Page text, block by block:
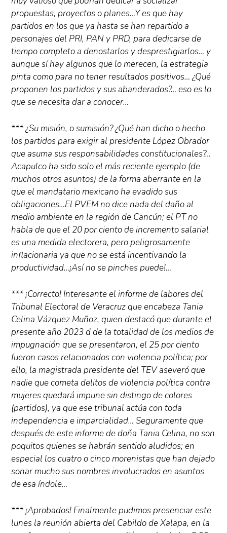
propuestas, proyectos o planes…Y es que hay
partidos en los que ya hasta se han repartido a
personajes del PRI, PAN y PRD, para dedicarse de
tiempo completo a denostarlos y desprestigiarlos… y
aunque sí hay algunos que lo merecen, la estrategia
pinta como para no tener resultados positivos… ¿Qué
proponen los partidos y sus abanderados?… eso es lo
que se necesita dar a conocer…
*** ¿Su misión, o sumisión? ¿Qué han dicho o hecho
los partidos para exigir al presidente López Obrador
que asuma sus responsabilidades constitucionales?…
Acapulco ha sido solo el más reciente ejemplo (de
muchos otros asuntos) de la forma aberrante en la
que el mandatario mexicano ha evadido sus
obligaciones…El PVEM no dice nada del daño al
medio ambiente en la región de Cancún; el PT no
habla de que el 20 por ciento de incremento salarial
es una medida electorera, pero peligrosamente
inflacionaria ya que no se está incentivando la
productividad…¡Así no se pinches puede!…
*** ¡Correcto! Interesante el informe de labores del
Tribunal Electoral de Veracruz que encabeza Tania
Celina Vázquez Muñoz, quien destacó que durante el
presente año 2023 d de la totalidad de los medios de
impugnación que se presentaron, el 25 por ciento
fueron casos relacionados con violencia política; por
ello, la magistrada presidente del TEV aseveró que
nadie que cometa delitos de violencia política contra
mujeres quedará impune sin distingo de colores
(partidos), ya que ese tribunal actúa con toda
independencia e imparcialidad… Seguramente que
después de este informe de doña Tania Celina, no son
poquitos quienes se habrán sentido aludidos; en
especial los cuatro o cinco morenistas que han dejado
sonar mucho sus nombres involucrados en asuntos
de esa índole…
*** ¡Aprobados! Finalmente pudimos presenciar este
lunes la reunión abierta del Cabildo de Xalapa, en la